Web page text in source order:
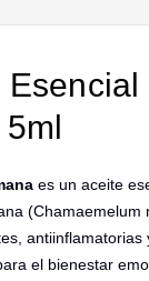
Esencial
es un aceite
(Chamaemelum
antiinflamatorias
el bienestar